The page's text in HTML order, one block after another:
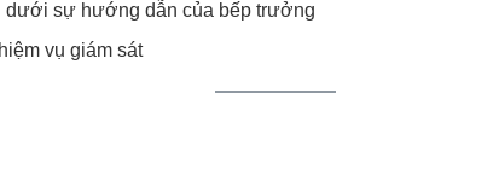
dưới sự hướng dẫn của bếp trưởng
vụ giám sát